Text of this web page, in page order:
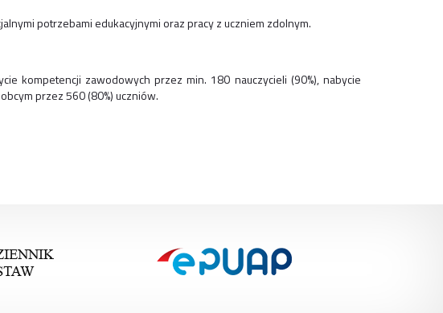
potrzebami edukacyjnymi oraz pracy z uczniem zdolnym.
kompetencji zawodowych przez min. 180 nauczycieli (90%), nabycie
przez 560 (80%) uczniów.